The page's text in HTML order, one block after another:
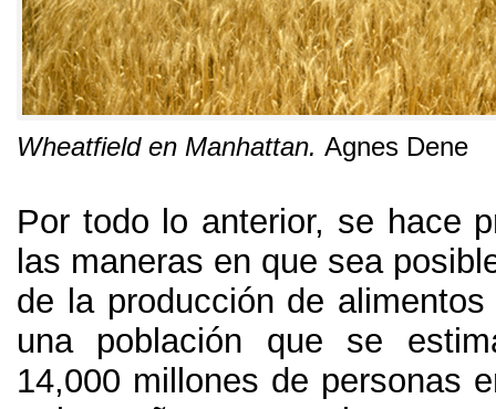
Wheatfield en Manhattan. Agnes Dene
Por todo lo anterior, se hace
las maneras en que sea
de la producción de
una población que se
14,000 millones de personas